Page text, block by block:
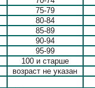
75-79
80-84
85-89
90-94
95-99
100 и старше
возраст не указан